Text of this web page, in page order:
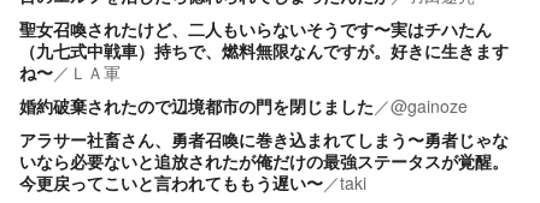
聖女召喚されたけど、二人もいらないそうです〜実はチハたん
（九七式中戦車）持ちで、燃料無限なんですが。好きに生きます
ね〜／ ＬＡ軍
婚約破棄されたので辺境都市の門を閉じました／@gainoze
アラサー社畜さん、勇者召喚に巻き込まれてしまう〜勇者じゃな
いなら必要ないと追放されたが俺だけの最強ステータスが覚醒。
今更戻ってこいと言われてももう遅い〜／taki